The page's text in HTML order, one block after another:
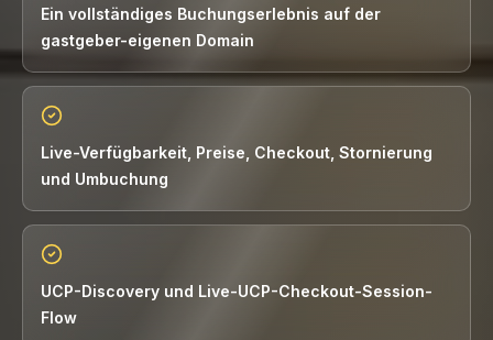
Ein vollständiges Buchungserlebnis auf der
gastgeber-eigenen Domain
Live-Verfügbarkeit, Preise, Checkout, Stornierung
und Umbuchung
UCP-Discovery und Live-UCP-Checkout-Session-
Flow